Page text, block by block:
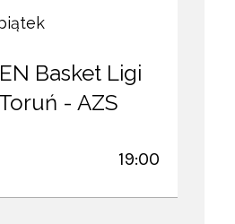
Basket Ligi
- AZS
19:00